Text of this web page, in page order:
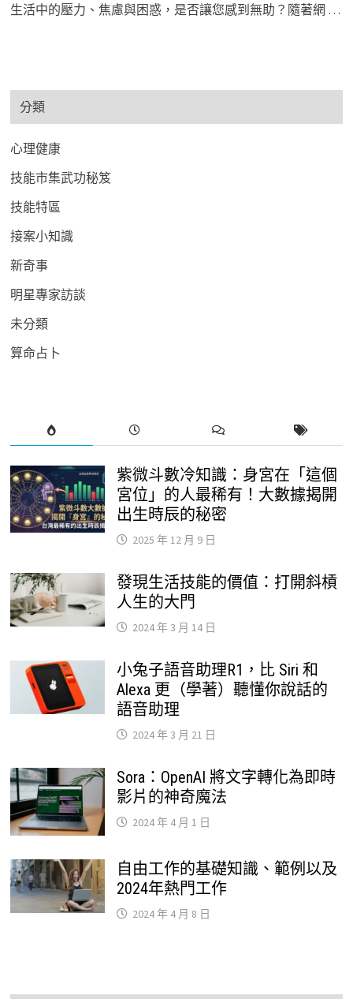
生活中的壓力、焦慮與困惑，是否讓您感到無助？隨著網 …
分類
心理健康
技能市集武功秘笈
技能特區
接案小知識
新奇事
明星專家訪談
未分類
算命占卜
紫微斗數冷知識：身宮在「這個
宮位」的人最稀有！大數據揭開
出生時辰的秘密
2025 年 12 月 9 日
發現生活技能的價值：打開斜槓
人生的大門
2024 年 3 月 14 日
小兔子語音助理R1，比 Siri 和
Alexa 更（學著）聽懂你說話的
語音助理
2024 年 3 月 21 日
Sora：OpenAI 將文字轉化為即時
影片的神奇魔法
2024 年 4 月 1 日
自由工作的基礎知識、範例以及
2024年熱門工作
2024 年 4 月 8 日